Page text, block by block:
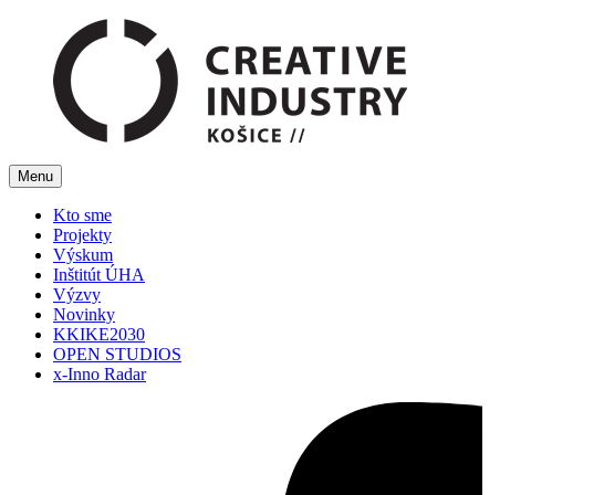
Menu
Kto sme
Projekty
Výskum
Inštitút ÚHA
Výzvy
Novinky
KKIKE2030
OPEN STUDIOS
x-Inno Radar